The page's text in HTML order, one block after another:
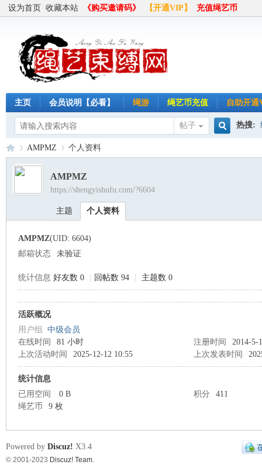
设为首页 收藏本站 《购买邀请码》 【开通VIP】 充值绳艺币
主页 会员说明【必看】 绳游 绳艺币充值 自助开通
帖子 热搜:
束
›
AMPMZ 个人资料
AMPMZ
https://shengyishufu.com/?6604
主题 个人资料
AMPMZ(UID: 6604)
邮箱状态
未验证
统计信息 好友数 0 回帖数 94 主题数 0
活跃概况
用户组 中级会员
在线时间
81 小时 注册时间
2014-5-
上次活动时间
2025-12-12 10:55 上次发表时间
统计信息
已用空间
0 B 积分
411
绳艺币
9 枚
Powered by Discuz! X3.4
© 2001-2023 Discuz! Team